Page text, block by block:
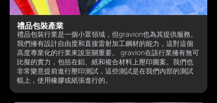
禮品包裝產業
禮品包裝行業是一個小眾領域，但gravion也為其提供服務。
我們擁有設計自由度和直接雷射加工鋼材的能力，這對這個
高度專業化的行業來說至關重要。 gravion在該行業擁有無可
比擬的實力，包括在鋁、紙和複合材料上壓印圖案。我們也
非常樂意提前進行壓印測試，這些測試是在我們內部的測試
輥上，使用橡膠或紙張進行的。